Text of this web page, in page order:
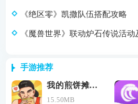
《绝区零》凯撒队伍搭配攻略
《魔兽世界》联动炉石传说活
手游推荐
我的煎饼摊无广告版
15.50MB